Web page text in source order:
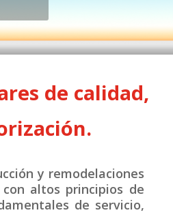
de calidad,
y remodelaciones
altos principios de
de servicio,